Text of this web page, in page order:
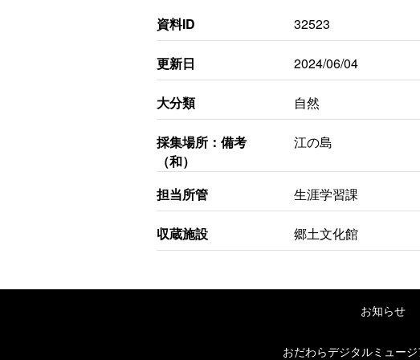
資料ID 32523
更新日 2024/06/04
大分類 自然
採集場所：備考
（和）
江の島
担当所管 生涯学習課
収蔵施設 郷土文化館
お知らせ
おだわらデジタルミュー